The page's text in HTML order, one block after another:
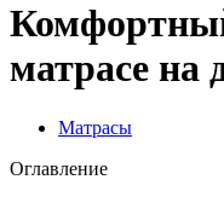
матрасе на
Матрасы
Оглавление